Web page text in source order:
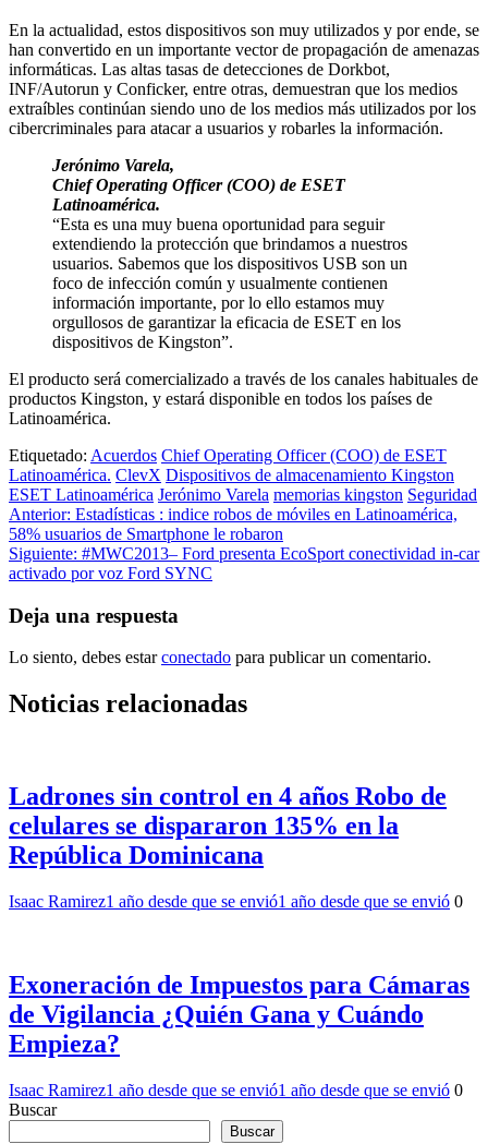
En la actualidad, estos dispositivos son muy utilizados y por ende, se
han convertido en un importante vector de propagación de amenazas
informáticas. Las altas tasas de detecciones de Dorkbot,
INF/Autorun y Conficker, entre otras, demuestran que los medios
extraíbles continúan siendo uno de los medios más utilizados por los
cibercriminales para atacar a usuarios y robarles la información.
Jerónimo Varela,
Chief Operating Officer (COO) de ESET
Latinoamérica.
“Esta es una muy buena oportunidad para seguir
extendiendo la protección que brindamos a nuestros
usuarios. Sabemos que los dispositivos USB son un
foco de infección común y usualmente contienen
información importante, por lo ello estamos muy
orgullosos de garantizar la eficacia de ESET en los
dispositivos de Kingston”.
El producto será comercializado a través de los canales habituales de
productos Kingston, y estará disponible en todos los países de
Latinoamérica.
Etiquetado: Acuerdos Chief Operating Officer (COO) de ESET
Latinoamérica. ClevX Dispositivos de almacenamiento Kingston
ESET Latinoamérica Jerónimo Varela memorias kingston Seguridad
Navegación
de
entradas
Anterior: Estadísticas : indice robos de móviles en Latinoamérica,
58% usuarios de Smartphone le robaron
Siguiente: #MWC2013– Ford presenta EcoSport conectividad in-car
activado por voz Ford SYNC
Deja una respuesta
Lo siento, debes estarconectado para publicar un comentario.
Noticias relacionadas
Ladrones sin control en 4 años Robo de
celulares se dispararon 135% en la
República Dominicana
Isaac Ramirez1 año desde que se envió1 año desde que se envió 0
Exoneración de Impuestos para Cámaras
de Vigilancia ¿Quién Gana y Cuándo
Empieza?
Isaac Ramirez1 año desde que se envió1 año desde que se envió 0
Buscar
Buscar